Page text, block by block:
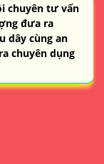
chuyên tư vấn
đưa ra
dây cùng an
chuyên dụng